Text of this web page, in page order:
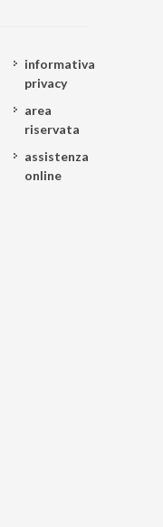
informativa
privacy
area
riservata
assistenza
online